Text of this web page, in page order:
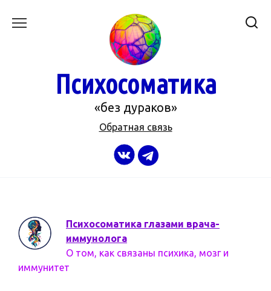
Психосоматика
«без дураков»
Обратная связь
Психосоматика глазами врача-
иммунолога
О том, как связаны психика, мозг и
иммунитет